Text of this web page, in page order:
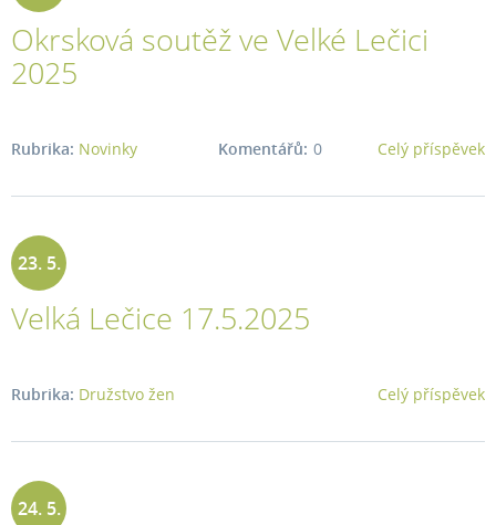
2025
Okrsková soutěž ve Velké Lečici
2025
Celý příspěvek
Rubrika: Novinky 0
Komentářů:
23. 5.
2025
Velká Lečice 17.5.2025
Celý příspěvek
Rubrika: Družstvo žen
24. 5.